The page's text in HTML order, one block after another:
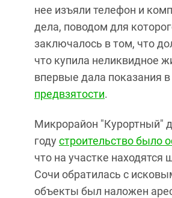
нее изъяли телефон и
дела, поводом для
заключалось в том, что
что купила неликвидное
впервые дала показания
предвзятости.
Микрорайон "Курортный"
году строительство было
что на участке
Сочи обратилась с
объекты был наложен